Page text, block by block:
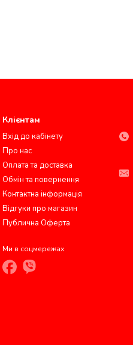
Клієнтам
Вхід до кабінету
Про нас
Оплата та доставка
Обмін та повернення
Контактна інформація
Відгуки про магазин
Публична Оферта
Ми в соцмережах